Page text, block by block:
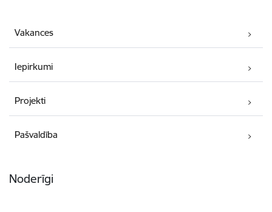
Vakances
Iepirkumi
Projekti
Pašvaldība
Noderīgi